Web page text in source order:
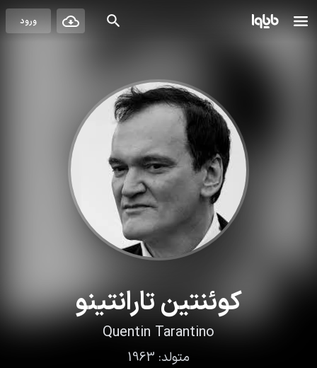
ورود
کوئنتین تارانتینو
Quentin Tarantino
متولد: 1963